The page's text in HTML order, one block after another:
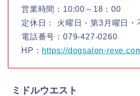
営業時間：10:00～18：00
定休日： 火曜日・第3月曜日・
電話番号：079-427-0260
HP： https://dogsalon-
ミドルウエスト